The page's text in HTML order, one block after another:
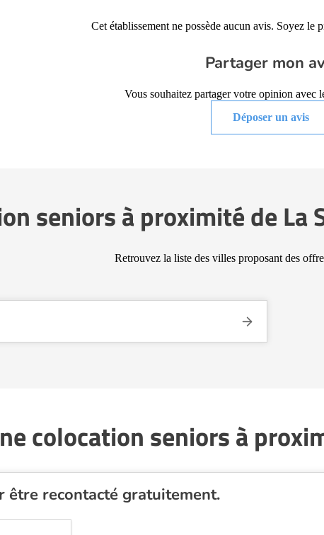
Cet établissement ne possède aucun avis. Soyez le
Partager mon
Vous souhaitez partager votre opinion avec
Déposer un avis
seniors à proximité de La
Retrouvez la liste des villes proposant des
colocation seniors à
être recontacté gratuitement.